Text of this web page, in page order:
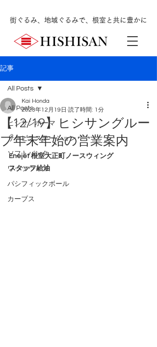
街ぐるみ、地域ぐるみで、根室と共に豊かに
記事
All Posts
ヒシサンホーマ
サービスステーション
ソフトバンク
ワッツウィズ
パシフィックボール
カーブス
All Posts
【12/19】ヒシサングルー
プ年末年始の営業案内
Kai Honda
2023年12月19日 読了時間: 1分
Enejet 根室大正町ノースウィング
スタッフ給油